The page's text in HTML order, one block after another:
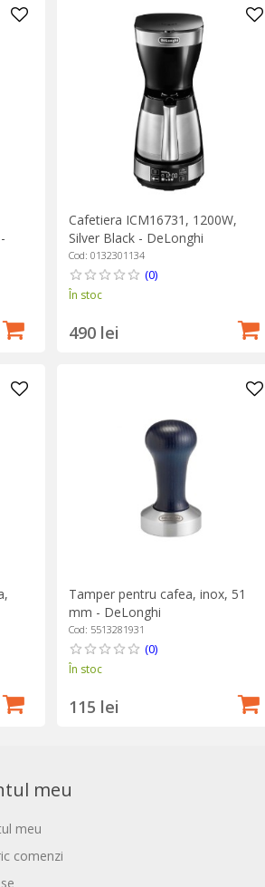
Cafetiera ICM16731, 1200W,
Silver Black - DeLonghi
Cod: 0132301134
(0)
În stoc
490 lei
Tamper pentru cafea, inox, 51
mm - DeLonghi
Cod: 5513281931
(0)
În stoc
115 lei
meu
meu
comenzi